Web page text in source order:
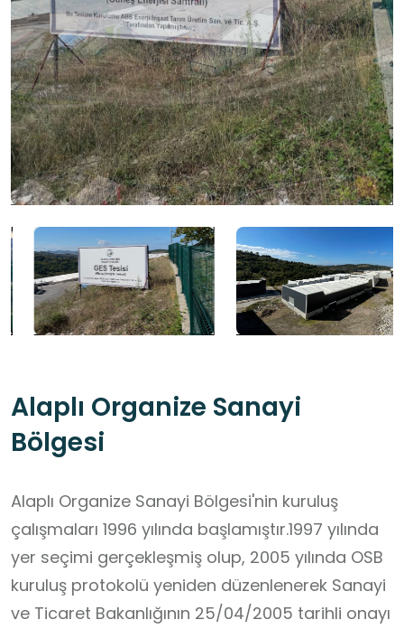
Alaplı Organize Sanayi
Bölgesi
Alaplı Organize Sanayi Bölgesi'nin kuruluş
çalışmaları 1996 yılında başlamıştır.1997 yılında
yer seçimi gerçekleşmiş olup, 2005 yılında OSB
kuruluş protokolü yeniden düzenlenerek Sanayi
ve Ticaret Bakanlığının 25/04/2005 tarihli onayı